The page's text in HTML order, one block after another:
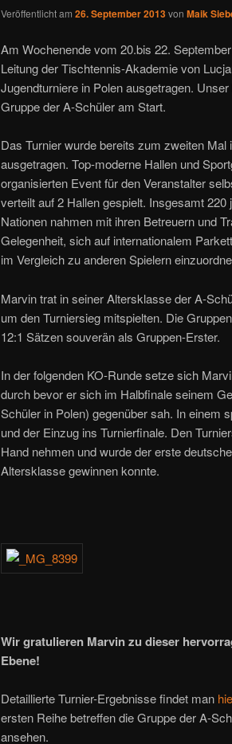
Veröffentlicht am 26. September 2013von Maik
Am Wochenende vom 20.bis 22.
Leitung der Tischtennis-Akademie von
Jugendturniere in Polen ausgetragen.
Gruppe der A-Schüler am Start.
Das Turnier wurde bereits zum zweiten
ausgetragen. Top-moderne Hallen und
organisierten Event für den Veranstalter
verteilt auf 2 Hallen gespielt. Insgesamt
Nationen nahmen mit ihren Betreuern und
Gelegenheit, sich auf internationalem
im Vergleich zu anderen Spielern
Marvin trat in seiner Altersklasse der A-
um den Turniersieg mitspielten. Die
12:1 Sätzen souverän als Gruppen-Erster.
In der folgenden KO-Runde setze sich
durch bevor er sich im Halbfinale seinem
Schüler in Polen) gegenüber sah. In einem
und der Einzug ins Turnierfinale. Den
Hand nehmen und wurde der erste
Altersklasse gewinnen konnte.
Wir gratulieren Marvin zu dieser
Ebene!
Detaillierte Turnier-Ergebnisse findet man
ersten Reihe betreffen die Gruppe der A-
ansehen.